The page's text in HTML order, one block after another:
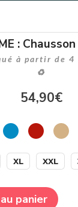
:
à partir de
♻
54,90€
XL XXL
panier